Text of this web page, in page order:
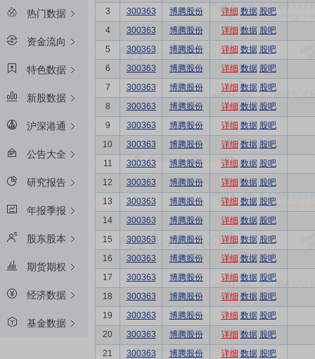
热门数据
资金流向
特色数据
新股数据
沪深港通
公告大全
研究报告
年报季报
股东股本
期货期权
经济数据
基金数据
3
300363 博腾股份 详细 数据 股吧
4
300363 博腾股份 详细 数据 股吧
5
300363 博腾股份 详细 数据 股吧
6
300363 博腾股份 详细 数据 股吧
7
300363 博腾股份 详细 数据 股吧
8
300363 博腾股份 详细 数据 股吧
9
300363 博腾股份 详细 数据 股吧
10
300363 博腾股份 详细 数据 股吧
11
300363 博腾股份 详细 数据 股吧
12
300363 博腾股份 详细 数据 股吧
13
300363 博腾股份 详细 数据 股吧
14
300363 博腾股份 详细 数据 股吧
15
300363 博腾股份 详细 数据 股吧
16
300363 博腾股份 详细 数据 股吧
17
300363 博腾股份 详细 数据 股吧
18
300363 博腾股份 详细 数据 股吧
19
300363 博腾股份 详细 数据 股吧
20
300363 博腾股份 详细 数据 股吧
21
300363 博腾股份 详细 数据 股吧